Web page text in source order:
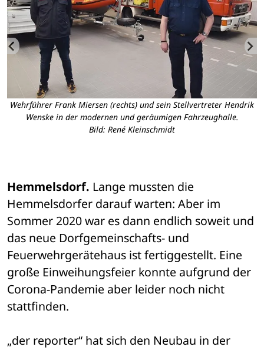
Wehrführer Frank Miersen (rechts) und sein Stellvertreter Hendrik
Wenske in der modernen und geräumigen Fahrzeughalle.
Bild: René Kleinschmidt
Hemmelsdorf. Lange mussten die
Hemmelsdorfer darauf warten: Aber im
Sommer 2020 war es dann endlich soweit und
das neue Dorfgemeinschafts- und
Feuerwehrgerätehaus ist fertiggestellt. Eine
große Einweihungsfeier konnte aufgrund der
Corona-Pandemie aber leider noch nicht
stattfinden.
„der reporter“ hat sich den Neubau in der